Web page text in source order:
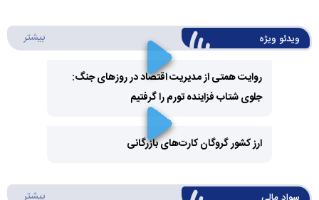
ویدئو ویژه بیشتر
Play
Video
روایت همتی از مدیریت اقتصاد در روزهای جنگ:
جلوی شتاب فزاینده تورم را گرفتیم
ارز کشور گروگان کارت‌های بازرگانی
بیشتر